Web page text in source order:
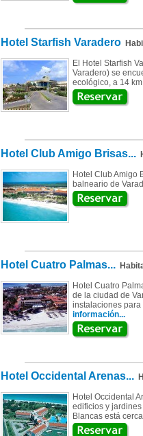
Hotel Starfish Varadero
El Hotel Starfish
Varadero) se
ecológico, a 14
Hotel Club Amigo Brisas...
Hotel Club Amigo
balneario de
Hotel Cuatro Palmas...
Hotel Cuatro
de la ciudad de
instalaciones
información...
Hotel Occidental Arenas...
Hotel Occidental
edificios y
Blancas está